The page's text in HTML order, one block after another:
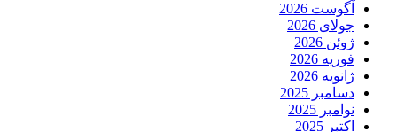
آگوست 2026
جولای 2026
ژوئن 2026
فوریه 2026
ژانویه 2026
دسامبر 2025
نوامبر 2025
اکتبر 2025